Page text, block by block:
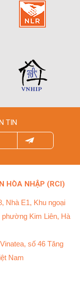
TIN
HÒA NHẬP (RCI)
Nhà E1, Khu ngoại
Kim Liên, Hà
số 46 Tăng
Nam